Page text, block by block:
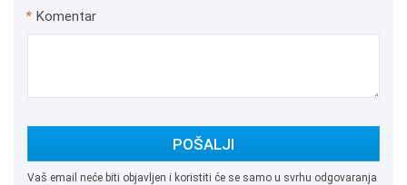
* Komentar
POŠALJI
Vaš email neće biti objavljen i koristiti će se samo u svrhu odgovaranja